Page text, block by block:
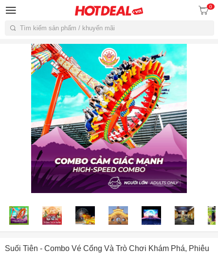
Tìm kiếm
0
Suối Tiên - Combo Vé Cổng Và Trò Chơi Khám Phá, Phiêu